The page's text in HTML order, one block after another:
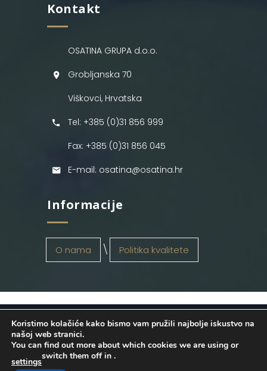
Kontakt
OSATINA GRUPA d.o.o.
Grobljanska 70
Viškovci, Hrvatska
Tel: +385 (0)31 856 999
Fax: +385 (0)31 856 045
E-mail: osatina@osatina.hr
Informacije
O nama Politika kvalitete
OSATINA GRUPA d.o.o. 2026
. Configured
byINFOS Osijek. Sva prava pridržana.
Koristimo kolačiće kako bismo vam pružili najbolje iskustvo na
našoj web stranici.
You can find out more about which cookies we are using or
switch them off in
settings
.